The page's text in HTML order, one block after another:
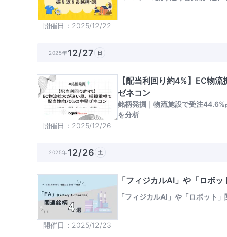
開催日 2025/12/22
2025年12/27 日
開催日 2025/12/26
【配当利回り約4%】EC物
ゼネコン
銘柄発掘｜物流施設で受注
を分析
2025年12/26 土
開催日 2025/12/23
「フィジカルAI」や「ロボ
「フィジカルAI」や「ロボット